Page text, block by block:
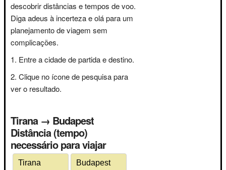
descobrir distâncias e tempos de voo.
Diga adeus à incerteza e olá para um
planejamento de viagem sem
complicações.
Entre a cidade de partida e destino.
Clique no ícone de pesquisa para
ver o resultado.
Tirana → Budapest
Distância (tempo)
necessário para viajar